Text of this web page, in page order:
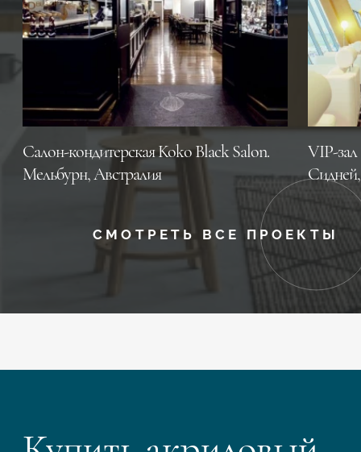
Салон-кондитерская Koko Black Salon.
Мельбурн, Австралия
VIP-зал
СМОТРЕТЬ ВСЕ ПРОЕКТЫ